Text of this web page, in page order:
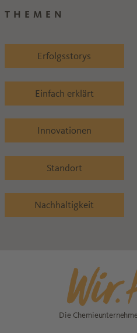
THEMEN
Erfolgsstorys
Einfach erklärt
Innovationen
Standort
Nachhaltigkeit
Die